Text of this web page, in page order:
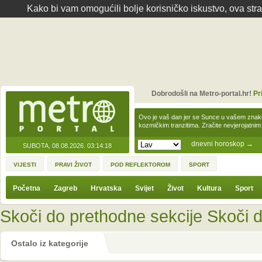
Kako bi vam omogućili bolje korisničko iskustvo, ova
SUBOTA, 08.08.2026. 03:14:18 dnevni horoskop →
Ovo je vaš dan jer se Sunce u vašem
kozmičkim tranzitima. Zračite
Dobrodošli na Metro-portal.hr!
VIJESTI PRAVI ŽIVOT POD REFLEKTOROM SPORT
Početna Zagreb Hrvatska Svijet Život Kultura Sport
Skoči do prethodne sekcije Skoči
Ostalo iz kategorije